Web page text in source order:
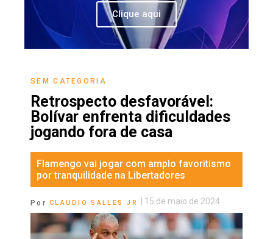
Clique aqui
SEM CATEGORIA
Retrospecto desfavorável:
Bolívar enfrenta dificuldades
jogando fora de casa
Flamengo vai jogar com amplo favoritismo
por tranquilidade na Libertadores
Por CLAUDIO SALLES JR 15 de maio de 2024